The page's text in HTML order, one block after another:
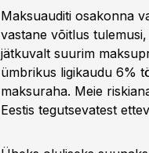
Maksuauditi osakonna
vastane võitlus
jätkuvalt suurim
ümbrikus ligikaudu 6%
maksuraha. Meie
Eestis tegutsevatest